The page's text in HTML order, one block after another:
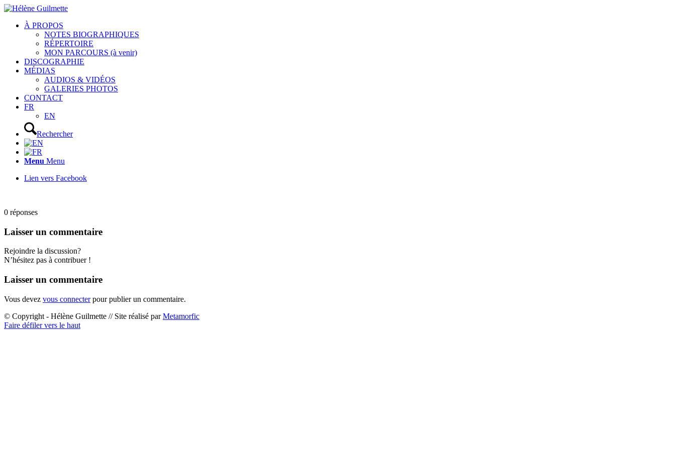
À PROPOS
NOTES BIOGRAPHIQUES
RÉPERTOIRE
MON PARCOURS (à venir)
DISCOGRAPHIE
MÉDIAS
AUDIOS & VIDÉOS
GALERIES PHOTOS
CONTACT
FR
EN
Rechercher
Menu Menu
Lien vers Facebook
0 réponses
Laisser un commentaire
Rejoindre la discussion?
N’hésitez pas à contribuer !
Laisser un commentaire
Vous devez vous connecterpour publier un commentaire.
© Copyright - Hélène Guilmette // Site réalisé parMetamorfic
Faire défiler vers le haut